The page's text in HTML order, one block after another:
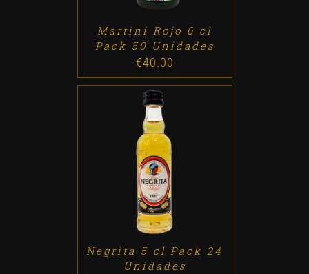
Martini Rojo 6 cl
Pack 50 Unidades
€40.00
ADD TO CART /
Negrita 5 cl Pack 24
Unidades